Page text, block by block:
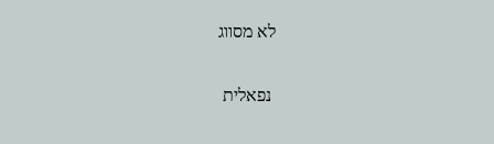
לא מסווג
נפאלית